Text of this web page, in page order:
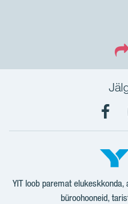
YIT loob paremat
büroohooneid,